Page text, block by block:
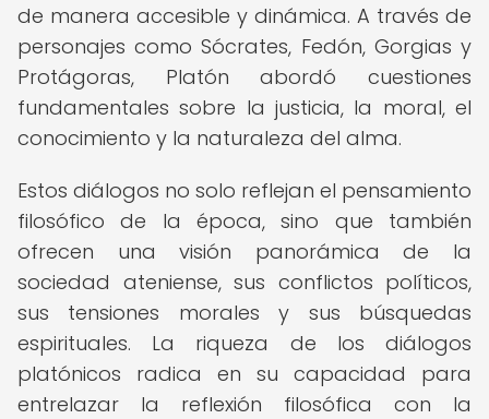
de manera accesible y dinámica. A través de
personajes como Sócrates, Fedón, Gorgias y
Protágoras, Platón abordó cuestiones
fundamentales sobre la justicia, la moral, el
conocimiento y la naturaleza del alma.
Estos diálogos no solo reflejan el pensamiento
filosófico de la época, sino que también
ofrecen una visión panorámica de la
sociedad ateniense, sus conflictos políticos,
sus tensiones morales y sus búsquedas
espirituales. La riqueza de los diálogos
platónicos radica en su capacidad para
entrelazar la reflexión filosófica con la